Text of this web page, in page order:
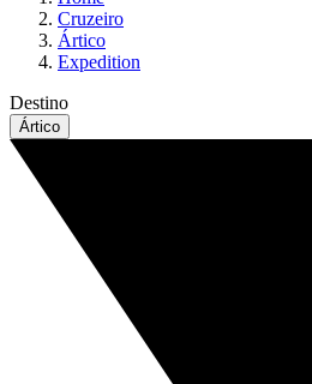
Cruzeiro
Ártico
Expedition
Destino
Ártico